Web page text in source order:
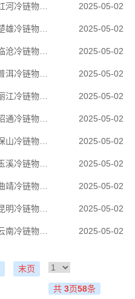
苏州到红河冷链物流专线-苏州至红河冷链物流公司 2025-05-02
苏州到楚雄冷链物流专线-苏州至楚雄冷链物流公司 2025-05-02
苏州到临沧冷链物流专线-苏州至临沧冷链物流公司 2025-05-02
苏州到普洱冷链物流专线-苏州至普洱冷链物流公司 2025-05-02
苏州到丽江冷链物流专线-苏州至丽江冷链物流公司 2025-05-02
苏州到昭通冷链物流专线-苏州至昭通冷链物流公司 2025-05-02
苏州到保山冷链物流专线-苏州至保山冷链物流公司 2025-05-02
苏州到玉溪冷链物流专线-苏州至玉溪冷链物流公司 2025-05-02
苏州到曲靖冷链物流专线-苏州至曲靖冷链物流公司 2025-05-02
苏州到昆明冷链物流专线-苏州至昆明冷链物流公司 2025-05-02
苏州到云南冷链物流专线-苏州至云南冷链物流公司 2025-05-02
末页
共 3页58条